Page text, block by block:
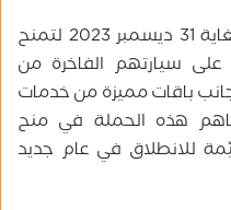
وحسب الشركة، تستمر الحملة لغاية 31 ديسمبر 2023 لتمنح
على سيارتهم الفاخرة من
باقات مميزة من خدمات
هذه الحملة في منح
للانطلاق في عام جديد